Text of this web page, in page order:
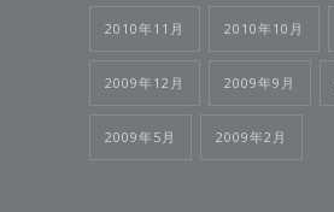
2010年11月 2010年10月
2009年12月 2009年9月
2009年5月 2009年2月